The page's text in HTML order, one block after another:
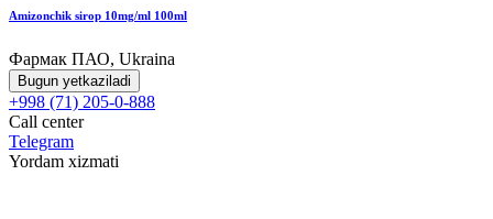
Amizonchik sirop 10mg/ml 100ml
Фармак ПАО, Ukraina
Bugun yetkaziladi
+998 (71) 205-0-888
Call center
Telegram
Yordam xizmati